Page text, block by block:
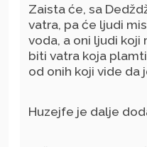
Zaista će, sa
vatra, pa će ljudi
voda, a oni ljudi koji
biti vatra koja
od onih koji vide da
Huzejfe je dalje